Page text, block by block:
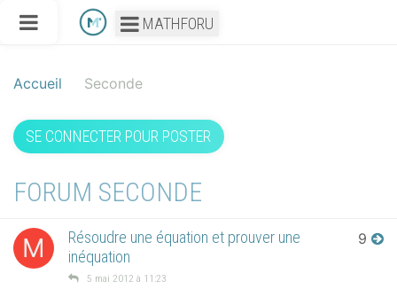
MATHFORU
Accueil Seconde
SE CONNECTER POUR POSTER
FORUM SECONDE
M
Résoudre une équation et prouver une
inéquation
5 mai 2012 à 11:23
9